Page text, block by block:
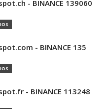
- BINANCE 139060
- BINANCE 135
- BINANCE 113248